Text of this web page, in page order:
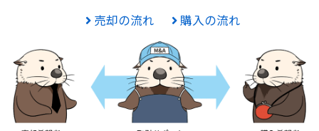
売却の流れ
購入の流れ